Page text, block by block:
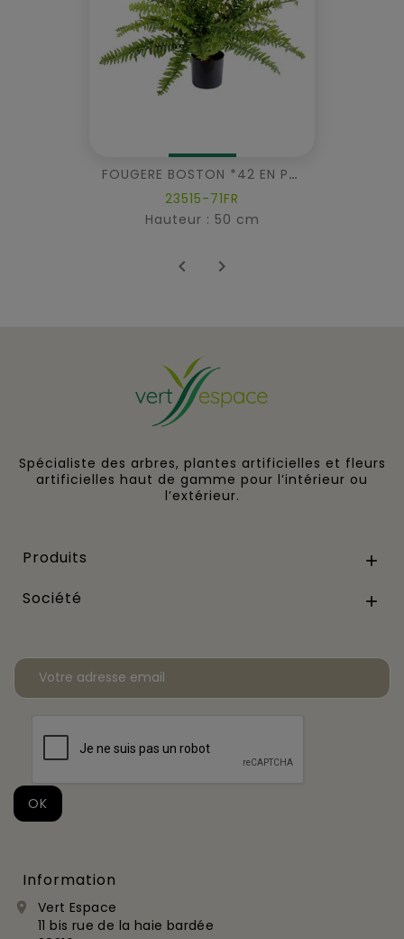
FOUGERE BOSTON *42 EN POT FR - Fire Resistant
23515-71FR
Hauteur : 50 cm
 
Spécialiste des arbres, plantes artificielles et fleurs
artificielles haut de gamme pour l’intérieur ou
l’extérieur.
Produits 
Société 
Information

Vert Espace
11 bis rue de la haie bardée